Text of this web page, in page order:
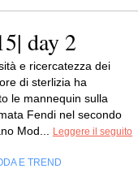
day 2
e ricercatezza dei
di sterlizia ha
le mannequin sulla
Fendi nel secondo
Mod...
Leggere il seguito
E TREND